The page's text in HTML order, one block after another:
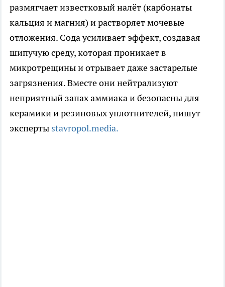
размягчает известковый налёт (карбонаты
кальция и магния) и растворяет мочевые
отложения. Сода усиливает эффект, создавая
шипучую среду, которая проникает в
микротрещины и отрывает даже застарелые
загрязнения. Вместе они нейтрализуют
неприятный запах аммиака и безопасны для
керамики и резиновых уплотнителей, пишут
эксперты stavropol.media.